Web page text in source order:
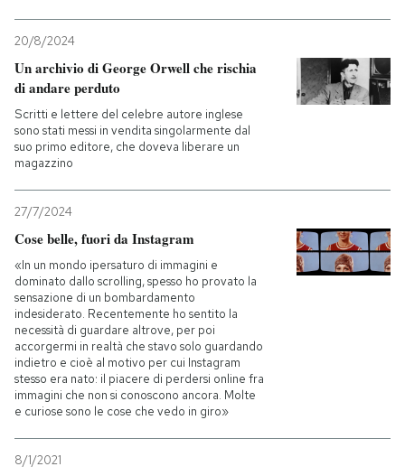
PODCAST
NEWSLETTER
SHOP
CALENDARIO
AREA PERSONALE
Entra
20/8/2024
Un archivio di George Orwell che rischia
di andare perduto
Scritti e lettere del celebre autore inglese
sono stati messi in vendita singolarmente dal
suo primo editore, che doveva liberare un
magazzino
27/7/2024
Cose belle, fuori da Instagram
«In un mondo ipersaturo di immagini e
dominato dallo scrolling, spesso ho provato la
sensazione di un bombardamento
indesiderato. Recentemente ho sentito la
necessità di guardare altrove, per poi
accorgermi in realtà che stavo solo guardando
indietro e cioè al motivo per cui Instagram
stesso era nato: il piacere di perdersi online fra
immagini che non si conoscono ancora. Molte
e curiose sono le cose che vedo in giro»
8/1/2021